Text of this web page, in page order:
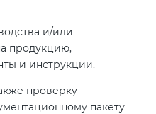
и/или
продукцию,
и инструкции.
проверку
пакету